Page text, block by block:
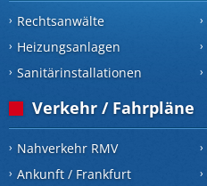
Rechtsanwälte
Heizungsanlagen
Sanitärinstallationen
Verkehr / Fahrpläne
Nahverkehr RMV
Ankunft / Frankfurt